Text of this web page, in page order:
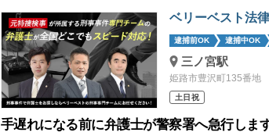
ベリーベスト法
逮捕前OK 逮捕中OK
三ノ宮駅
姫路市豊沢町135番地
土日祝
手遅れになる前に弁護士が警察署へ急行しま